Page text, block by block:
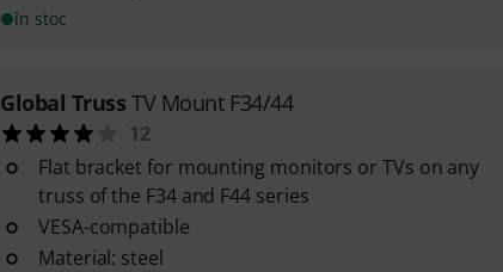
în stoc
Global Truss TV Mount F34/44
12
Flat bracket for mounting monitors or TVs on any
truss of the F34 and F44 series
VESA-compatible
Material: steel